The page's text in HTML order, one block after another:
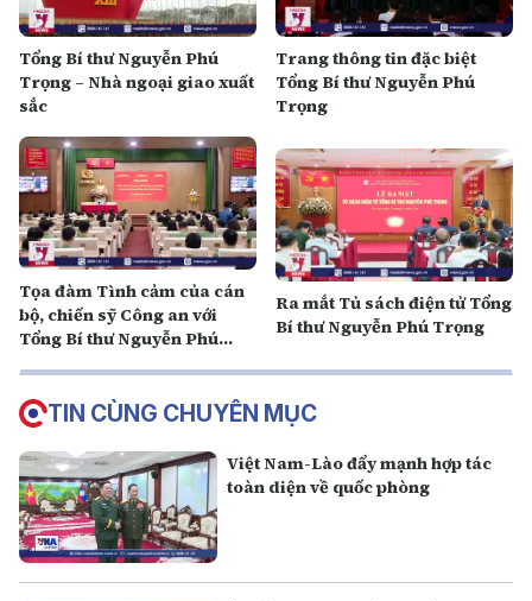
Tổng Bí thư Nguyễn Phú
Trọng – Nhà ngoại giao xuất
sắc
Trang thông tin đặc biệt
Tổng Bí thư Nguyễn Phú
Trọng
Tọa đàm Tình cảm của cán
bộ, chiến sỹ Công an với
Tổng Bí thư Nguyễn Phú
Ra mắt Tủ sách điện tử Tổng
Bí thư Nguyễn Phú Trọng
TIN CÙNG CHUYÊN MỤC
Việt Nam-Lào đẩy mạnh hợp tác
toàn diện về quốc phòng